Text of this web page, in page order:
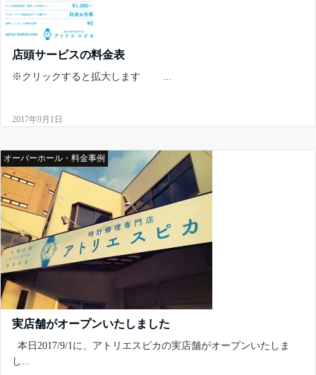
店頭サービスの料金表
※クリックすると拡大します ...
2017年9月1日
オーバーホール・料金事例
実店舗がオープンいたしました
本日2017/9/1に、アトリエスピカの実店舗がオープンいたしま
し...